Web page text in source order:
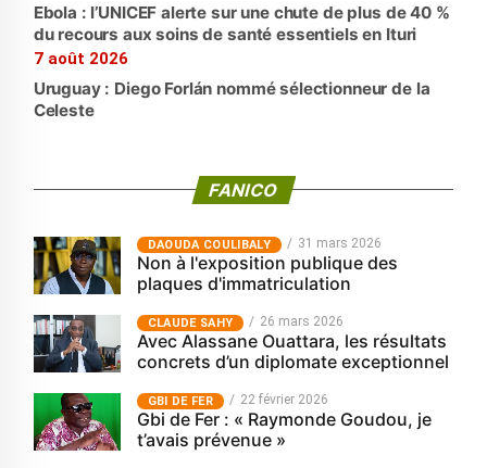
Ebola : l’UNICEF alerte sur une chute de plus de 40 %
du recours aux soins de santé essentiels en Ituri
7 août 2026
Uruguay : Diego Forlán nommé sélectionneur de la
Celeste
FANICO
‎DAOUDA COULIBALY 31 mars 2026
Non à l'exposition publique des
plaques d'immatriculation
CLAUDE SAHY 26 mars 2026
Avec Alassane Ouattara, les résultats
concrets d’un diplomate exceptionnel
GBI DE FER 22 février 2026
Gbi de Fer : « Raymonde Goudou, je
t’avais prévenue »